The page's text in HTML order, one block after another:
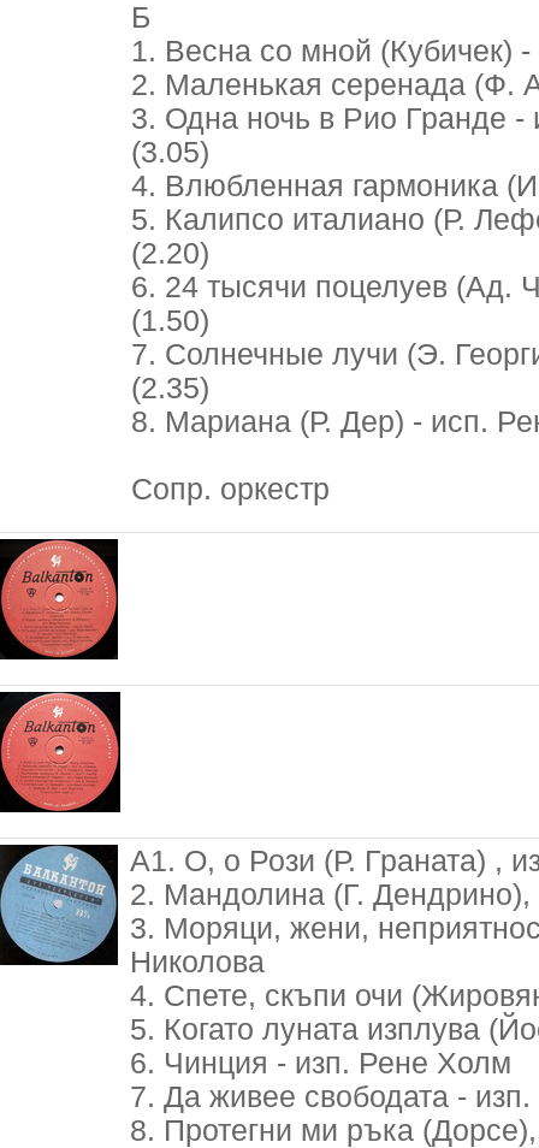
Б
1. Весна со мной (Кубичек)
2. Маленькая серенада (Ф.
3. Одна ночь в Рио Гранде -
(3.05)
4. Влюбленная гармоника
5. Калипсо италиано (Р.
(2.20)
6. 24 тысячи поцелуев (Ад.
(1.50)
7. Солнечные лучи (Э.
(2.35)
8. Мариана (Р. Дер) - исп.
Сопр. оркестр
А1. О, о Рози (Р. Граната) ,
2. Мандолина (Г.
3. Моряци, жени,
Николова
4. Спете, скъпи очи
5. Когато луната изплува
6. Чинция - изп. Рене Холм
7. Да живее свободата -
8. Протегни ми ръка